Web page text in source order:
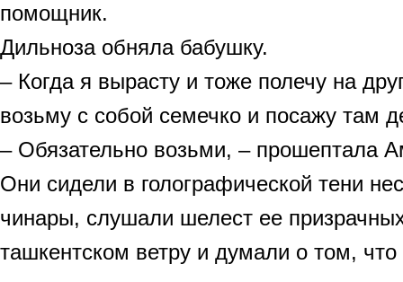
помощник.
Дильноза обняла бабушку.
– Когда я вырасту и тоже полечу на
возьму с собой семечко и посажу там
– Обязательно возьми, – прошептала
Они сидели в голографической тени
чинары, слушали шелест ее
ташкентском ветру и думали о том,